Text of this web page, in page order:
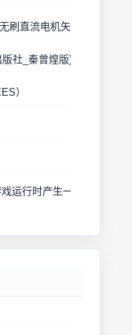
刷直流电机矢量控制技术
社_秦曾煌版)
）
运行时产生一个0－1000